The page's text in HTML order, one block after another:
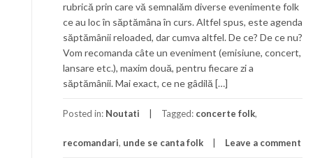
rubrică prin care vă semnalăm diverse evenimente folk
ce au loc în săptămâna în curs. Altfel spus, este agenda
săptămânii reloaded, dar cumva altfel. De ce? De ce nu?
Vom recomanda câte un eveniment (emisiune, concert,
lansare etc.), maxim două, pentru fiecare zi a
săptămânii. Mai exact, ce ne gâdilă […]
Posted in: Noutati Tagged: concerte folk,
recomandari, unde se canta folk Leave a comment